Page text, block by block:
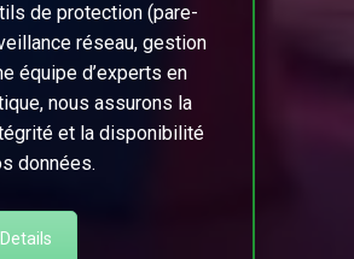
de protection (pare-
réseau, gestion
équipe d’experts en
nous assurons la
et la disponibilité
données.
Details